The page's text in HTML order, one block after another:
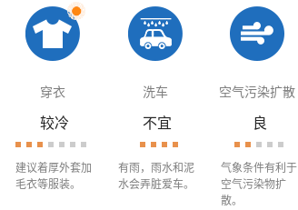
穿衣 洗车 空气污染扩散
较冷
建议着厚外套加
毛衣等服装。
不宜
有雨，雨水和泥
水会弄脏爱车。
良
气象条件有利于
空气污染物扩
散。